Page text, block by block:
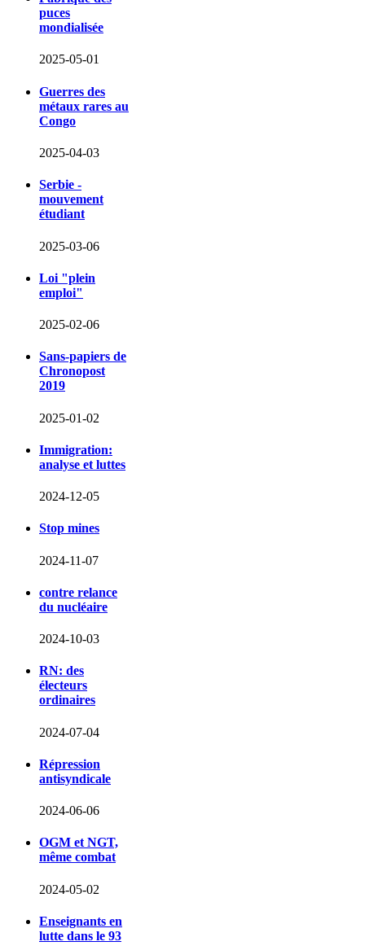
puces
mondialisée
2025-05-01
Guerres des
métaux rares au
Congo
2025-04-03
Serbie -
mouvement
étudiant
2025-03-06
Loi "plein
emploi"
2025-02-06
Sans-papiers de
Chronopost
2019
2025-01-02
Immigration:
analyse et luttes
2024-12-05
Stop mines
2024-11-07
contre relance
du nucléaire
2024-10-03
RN: des
électeurs
ordinaires
2024-07-04
Répression
antisyndicale
2024-06-06
OGM et NGT,
même combat
2024-05-02
Enseignants en
lutte dans le 93